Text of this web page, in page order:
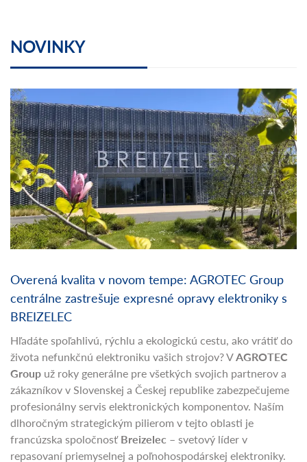
NOVINKY
Overená kvalita v novom tempe: AGROTEC Group
centrálne zastrešuje expresné opravy elektroniky s
Hľadáte spoľahlivú, rýchlu a ekologickú cestu, ako vrátiť do
života nefunkčnú elektroniku vašich strojov? VAGROTEC
Groupuž roky generálne pre všetkých svojich partnerov a
zákazníkov v Slovenskej a Českej republike zabezpečujeme
profesionálny servis elektronických komponentov. Naším
dlhoročným strategickým pilierom v tejto oblasti je
francúzska spoločnosťBreizelec– svetový líder v